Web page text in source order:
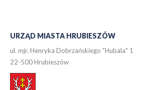
URZĄD MIASTA HRUBIESZÓW
ul. mjr. Henryka Dobrzańskiego "Hubala" 1
22-500 Hrubieszów